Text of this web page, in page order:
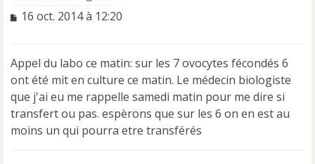
M
a
g
e
n
o
n
16 oct. 2014 à 12:20
Appel du labo ce matin: sur les 7 ovocytes fécondés 6
ont été mit en culture ce matin. Le médecin biologiste
que j'ai eu me rappelle samedi matin pour me dire si
transfert ou pas. espèrons que sur les 6 on en est au
moins un qui pourra etre transférés